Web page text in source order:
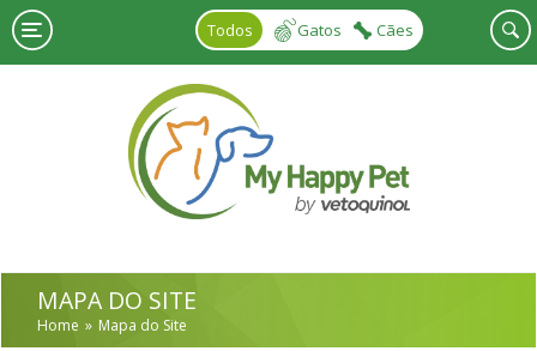
Skip to main content
Todos
Gatos Cães
MAPA DO SITE
Home Mapa do Site